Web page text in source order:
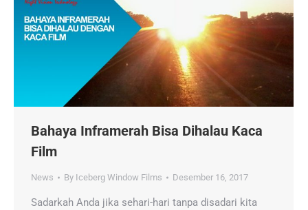
Bahaya Inframerah Bisa Dihalau Kaca
Film
News By Iceberg Window Films Desember 16, 2017
Sadarkah Anda jika sehari-hari tanpa disadari kita